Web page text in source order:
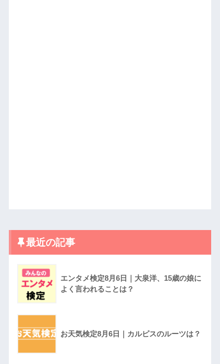
最近の記事
エンタメ検定8月6日｜大泉洋、15歳の娘に
よく言われることは？
お天気検定8月6日｜カルピスのルーツは？